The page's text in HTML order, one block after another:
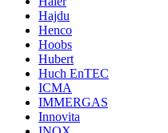
Hajdu
Henco
Hoobs
Hubert
Huch EnTEC
ICMA
IMMERGAS
Innovita